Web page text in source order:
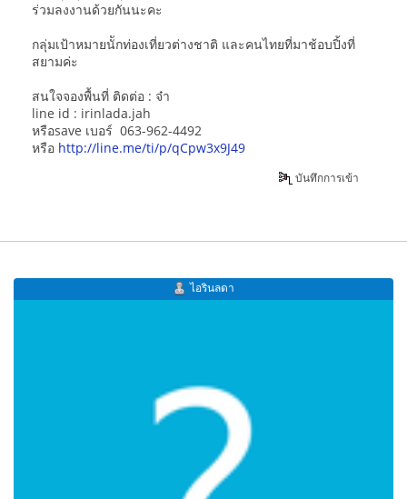
ร่วมลงงานด้วยกันนะคะ
กลุ่มเป้าหมายนัักท่องเที่ยวต่างชาติ และคนไทยที่มาช้อบปิ้งที่
สยามค่ะ
สนใจจองพื้นที่ ติดต่อ : จ๋า
line id : irinlada.jah
หรือsave เบอร์ 063-962-4492
หรือ http://line.me/ti/p/qCpw3x9J49
บันทึกการเข้า
ไอรินลดา